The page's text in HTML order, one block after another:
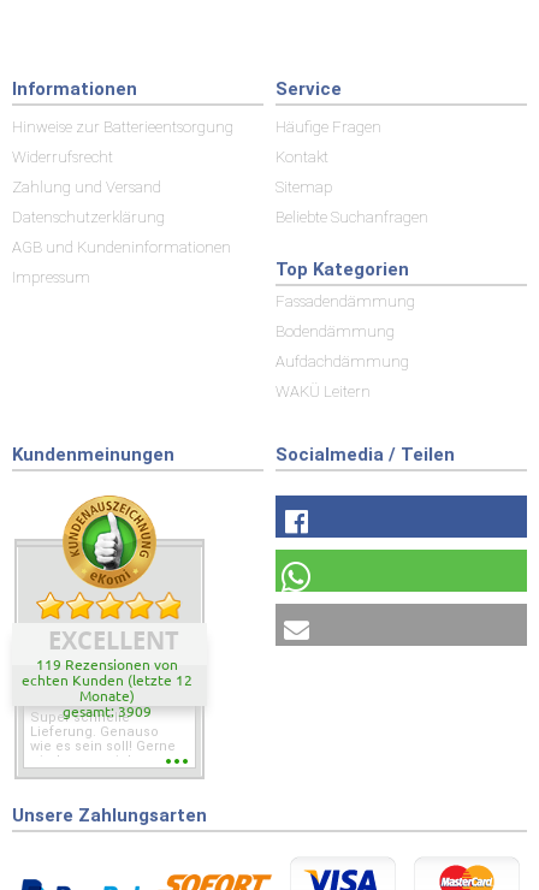
Informationen
Hinweise zur Batterieentsorgung
Widerrufsrecht
Zahlung und Versand
Datenschutzerklärung
AGB und Kundeninformationen
Impressum
Service
Häufige Fragen
Kontakt
Sitemap
Beliebte Suchanfragen
Top Kategorien
Fassadendämmung
Bodendämmung
Aufdachdämmung
WAKÜ Leitern
Kundenmeinungen
EXCELLENT
119 Rezensionen von
echten Kunden (letzte 12
Monate)
gesamt: 3909
Super schnelle
Lieferung. Genauso
wie es sein soll! Gerne
wieder wenn ich was
Socialmedia / Teilen
Unsere Zahlungsarten